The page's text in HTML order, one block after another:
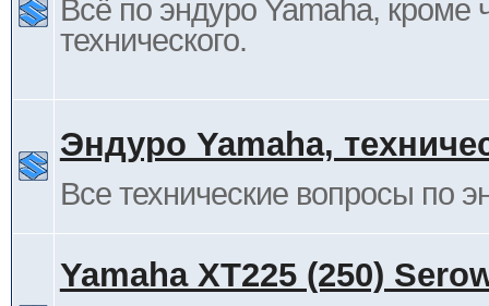
Всё по эндуро Yamaha, кроме
технического.
Эндуро Yamaha,
Все технические вопросы по
Yamaha XT225 (250)